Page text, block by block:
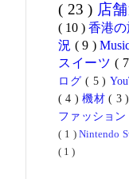
( 23 ) 店
( 10 ) 香港の
況 ( 9 )
スイーツ(
ログ ( 5 )
( 4 )機材( 3
ファッショ
( 1 )Nintendo
( 1 )